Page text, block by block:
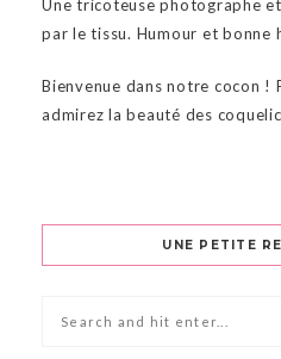
Une tricoteuse photographe
par le tissu. Humour et bonne
Bienvenue dans notre cocon !
admirez la beauté des
UNE PETITE